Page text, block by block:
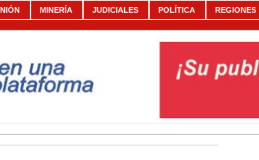
MINERÍA JUDICIALES POLÍTICA REGIONES